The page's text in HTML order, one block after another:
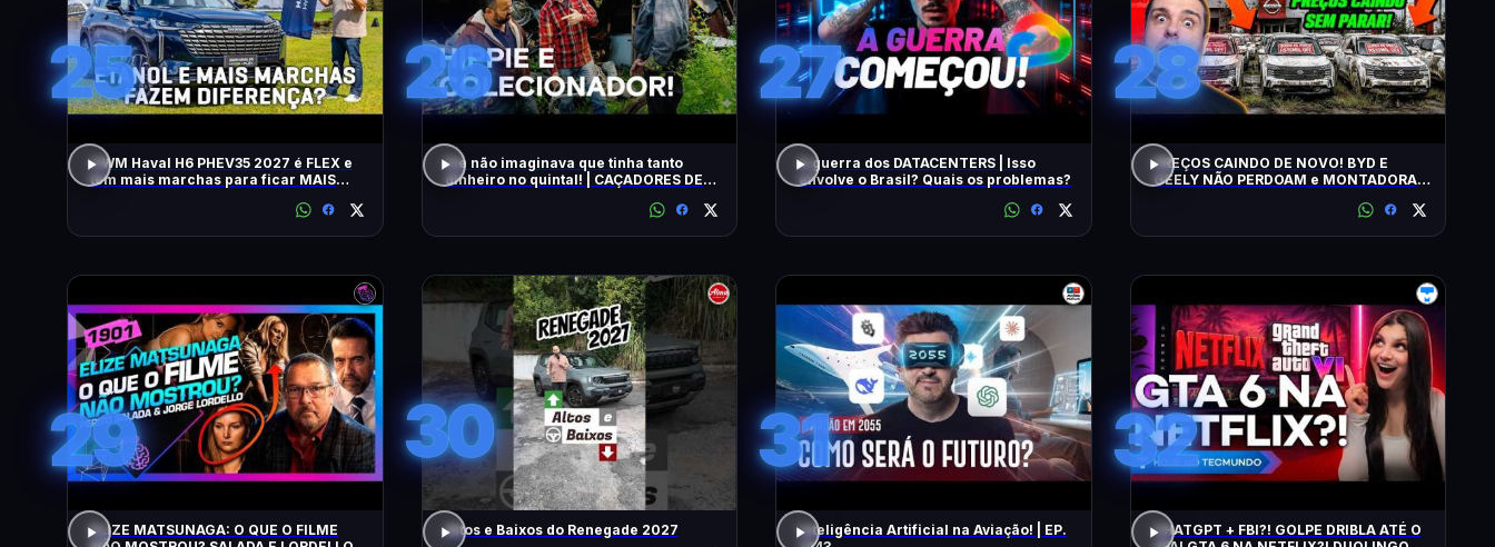
25
GWM Haval H6 PHEV35 2027 é FLEX e
tem mais marchas para ficar MAIS
26
Ele não imaginava que tinha tanto
dinheiro no quintal! | CAÇADORES DE
27
A guerra dos DATACENTERS | Isso
envolve o Brasil? Quais os problemas?
28
PREÇOS CAINDO DE NOVO! BYD E
GEELY NÃO PERDOAM e MONTADORAS
29
ELIZE MATSUNAGA: O QUE O FILME
30
Altos e Baixos do Renegade 2027
31
Inteligência Artificial na Aviação! | EP.
32
CHATGPT + FBI?! GOLPE DRIBLA ATÉ O